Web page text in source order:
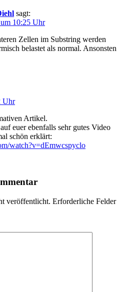
sagt:
10:25 Uhr
Zellen im Substring werden
belastet als normal. Ansonsten
Uhr
Artikel.
euer ebenfalls sehr gutes Video
schön erklärt:
watch?v=dEmwcspyclo
veröffentlicht. Erforderliche Felder